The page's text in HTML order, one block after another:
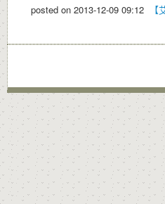
posted on 2013-12-09 09:12 【